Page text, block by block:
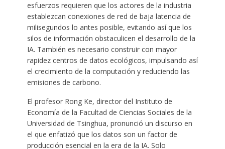
esfuerzos requieren que los actores de la industria
establezcan conexiones de red de baja latencia de
milisegundos lo antes posible, evitando así que los
silos de información obstaculicen el desarrollo de la
IA. También es necesario construir con mayor
rapidez centros de datos ecológicos, impulsando así
el crecimiento de la computación y reduciendo las
emisiones de carbono.
El profesor Rong Ke, director del Instituto de
Economía de la Facultad de Ciencias Sociales de la
Universidad de Tsinghua, pronunció un discurso en
el que enfatizó que los datos son un factor de
producción esencial en la era de la IA. Solo